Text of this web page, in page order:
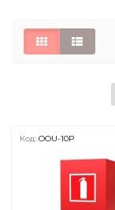
Код: OOU-10P